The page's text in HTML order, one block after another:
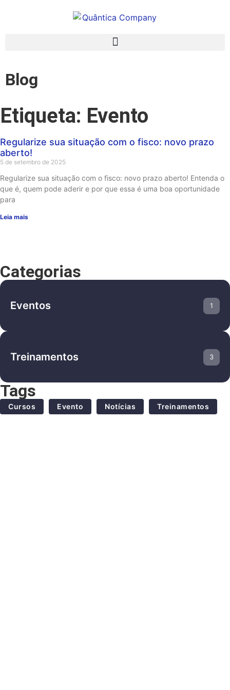
Blog
Etiqueta: Evento
Regularize sua situação com o fisco: novo prazo
aberto!
5 de setembro de 2025
Regularize sua situação com o fisco: novo prazo aberto! Entenda o
que é, quem pode aderir e por que essa é uma boa oportunidade
para
Leia mais
Categorias
Eventos 1
Treinamentos 3
Tags
Cursos Evento Notícias Treinamentos